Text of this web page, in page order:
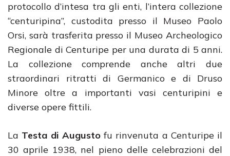
protocollo d’intesa tra gli enti, l’intera collezione
“centuripina”, custodita presso il Museo Paolo
Orsi, sarà trasferita presso il Museo Archeologico
Regionale di Centuripe per una durata di 5 anni.
La collezione comprende anche altri due
straordinari ritratti di Germanico e di Druso
Minore oltre a importanti vasi centuripini e
diverse opere fittili.
La Testa di Augustofu rinvenuta a Centuripe il
30 aprile 1938, nel pieno delle celebrazioni del